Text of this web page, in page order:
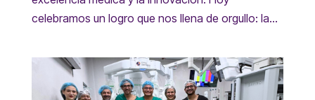
celebramos un logro que nos llena de orgullo: la...